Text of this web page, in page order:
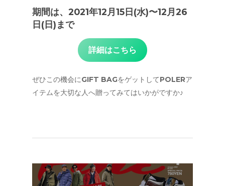
期間は、 2021年12月15日(水)〜12月26
日(日)まで
詳細はこちら
ぜひこの機会にGIFT BAGをゲットしてPOLERア
イテムを大切な人へ贈ってみてはいかがですか♪